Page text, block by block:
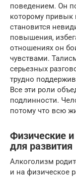
поведением. Он
которому привык
становится
повышения,
отношениях он
чувствами.
серьезных
трудно
Все эти роли
подлинности.
потому что всю
Физические
для развития
Алкоголизм
и на физическое